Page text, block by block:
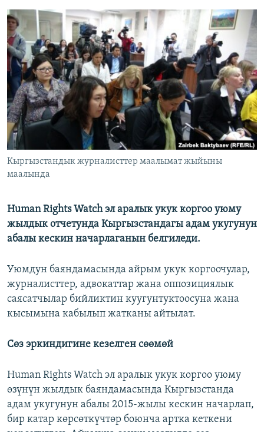
ДАНИСТЕ
ЭЖЕ-СИҢДИЛЕР
АЗАТТЫК+
ЫҢГАЙСЫЗ СУРООЛОР
ОНЛАЙН ШЕРИНЕ
ЭЕ/АРнун бардык сайттары
Кыргызстандык журналисттер маалымат жыйыны
маалында
Human Rights Watch эл аралык укук коргоо уюму
жылдык отчетунда Кыргызстандагы адам укугунун
абалы кескин начарлаганын белгиледи.
Уюмдун баяндамасында айрым укук коргоочулар,
журналисттер, адвокаттар жана оппозициялык
саясатчылар бийликтин куугунтуктоосуна жана
кысымына кабылып жатканы айтылат.
Сөз эркиндигине кезелген сөөмөй
Human Rights Watch эл аралык укук коргоо уюму
өзүнүн жылдык баяндамасында Кыргызстанда
адам укугунун абалы 2015-жылы кескин начарлап,
бир катар көрсөткүчтөр боюнча артка кеткени